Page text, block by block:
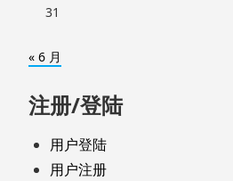
31
« 6 月
注册/登陆
用户登陆
用户注册